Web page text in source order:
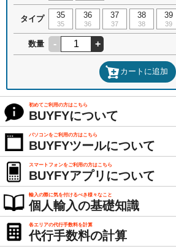
タイプ 35
35
36
36
37
37
38
38
39
39
数量 - +
カートに追加
初めてご利用の方はこちら
BUYFYについて
パソコンをご利用の方はこちら
BUYFYツールについて
スマートフォンをご利用の方はこちら
BUYFYアプリについて
輸入の際に気を付けるべき様々なこと
個人輸入の基礎知識
各エリアの代行手数料を計算
代行手数料の計算